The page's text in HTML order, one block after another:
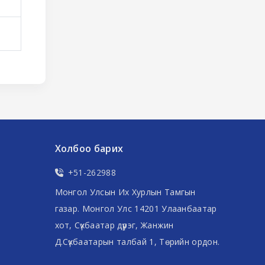
Холбоо барих
+51-262988
Монгол Улсын Их Хурлын Тамгын
газар. Монгол Улс 14201 Улаанбаатар
хот, Сүхбаатар дүүрэг, Жанжин
Д.Сүхбаатарын талбай 1, Төрийн ордон.